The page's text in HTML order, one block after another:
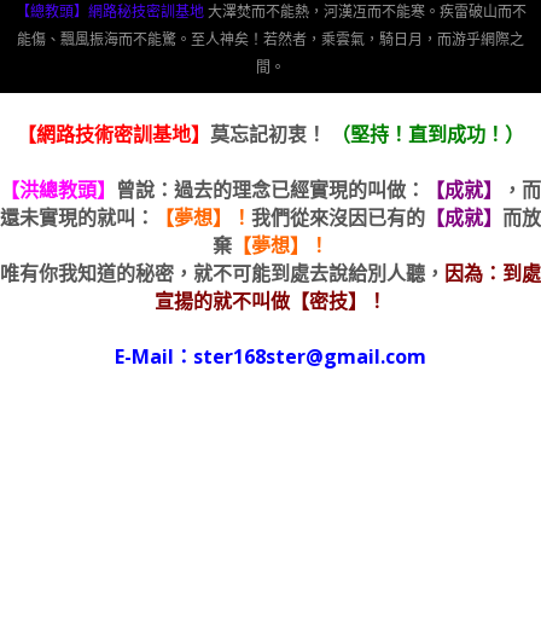
【總教頭】網路秘技密訓基地大澤焚而不能熱，河漢冱而不能寒。疾雷破山而不
能傷、飄風振海而不能驚。至人神矣！若然者，乘雲氣，騎日月，而游乎網際之
間。
【網路技術密訓基地】 莫忘記初衷！ （堅持！直到成功！）
【洪總教頭】 曾說：過去的理念已經實現的叫做： 【成就】
，而
還未實現的就叫：
【夢想】！ 我們從來沒因已有的 【成就】 而放
棄 【夢想】！
唯有你我知道的秘密，就不可能到處去說給別人聽， 因為：到處
宣揚的就不叫做【密技】！
E-Mail：ster168ster@gmail.com